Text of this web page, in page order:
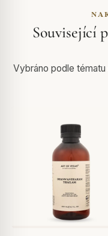
Související
Vybráno podle